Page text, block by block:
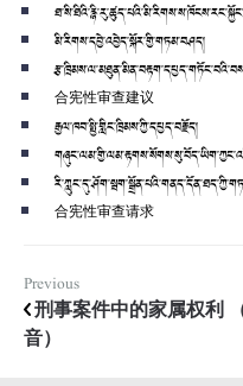
མི་རིགས་དབྱེ་འབྱེད་སྐོར་གྱི་གཏམ་བཤད།
合宪性审查建议
རྒྱལ་ཁབ་སྤྱི་གླིང་ཁྲིམས་ཀྱི་དཔྱད་བརྗོད།
合宪性审查请求
Previous
刑事案件中的家属权利
音）